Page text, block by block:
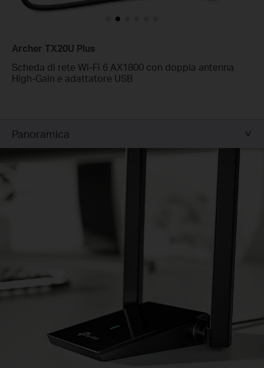
Archer TX20U Plus
Scheda di rete Wi-Fi 6 AX1800 con doppia antenna
High-Gain e adattatore USB
Panoramica